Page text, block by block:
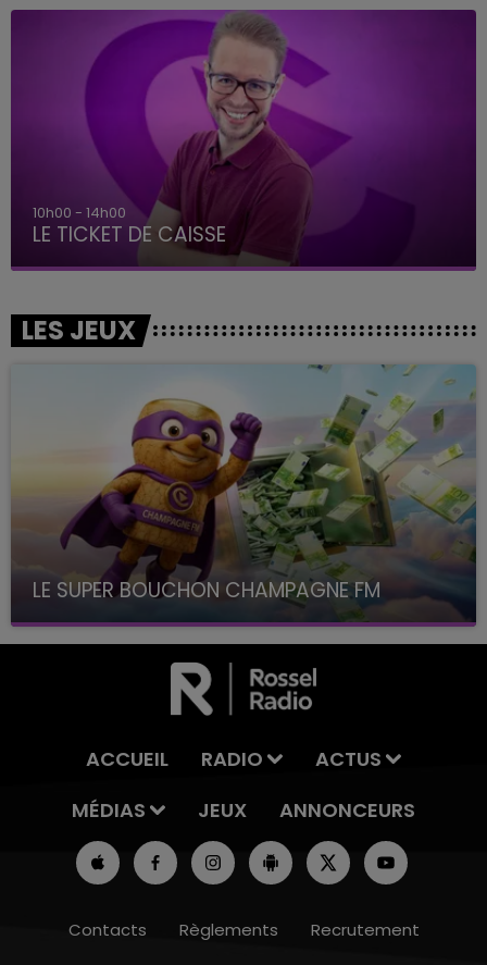
14h00 - 15h00
La Radio Pop
LES JEUX
LE SUPER BOUCHON CHAMPAGNE FM
avec La Famille Champagne FM, à 8H10
ACCUEIL RADIO
ACTUS
MÉDIAS
JEUX ANNONCEURS
Contacts Règlements
Recrutement